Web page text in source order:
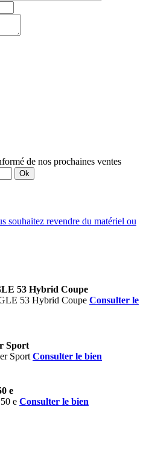
de nos prochaines ventes
Ok
53 Hybrid Coupe
Consulter le
Sport
Consulter le bien
e
Consulter le bien